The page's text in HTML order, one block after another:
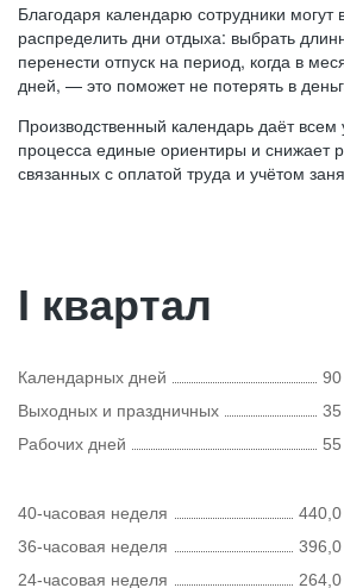
Благодаря календарю сотрудники могут
распределить дни отдыха: выбрать
перенести отпуск на период, когда в
дней, — это поможет не потерять в
Производственный календарь даёт всем
процесса единые ориентиры и снижает
связанных с оплатой труда и учётом
I квартал
Календарных дней
90
Выходных и праздничных
35
Рабочих дней
55
40-часовая неделя
440,0
36-часовая неделя
396,0
24-часовая неделя
264,0